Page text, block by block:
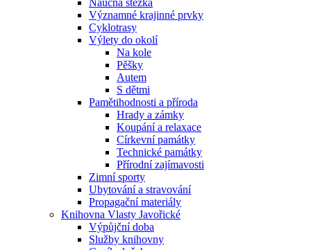
Naučná stezka
Významné krajinné prvky
Cyklotrasy
Výlety do okolí
Na kole
Pěšky
Autem
S dětmi
Pamětihodnosti a příroda
Hrady a zámky
Koupání a relaxace
Církevní památky
Technické památky
Přírodní zajímavosti
Zimní sporty
Ubytování a stravování
Propagační materiály
Knihovna Vlasty Javořické
Výpůjční doba
Služby knihovny